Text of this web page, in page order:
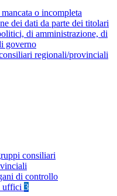
o incompleta
dei dati da parte dei titolari
di amministrazione, di
governo
regionali/provinciali
consiliari
di controllo
uffici 3